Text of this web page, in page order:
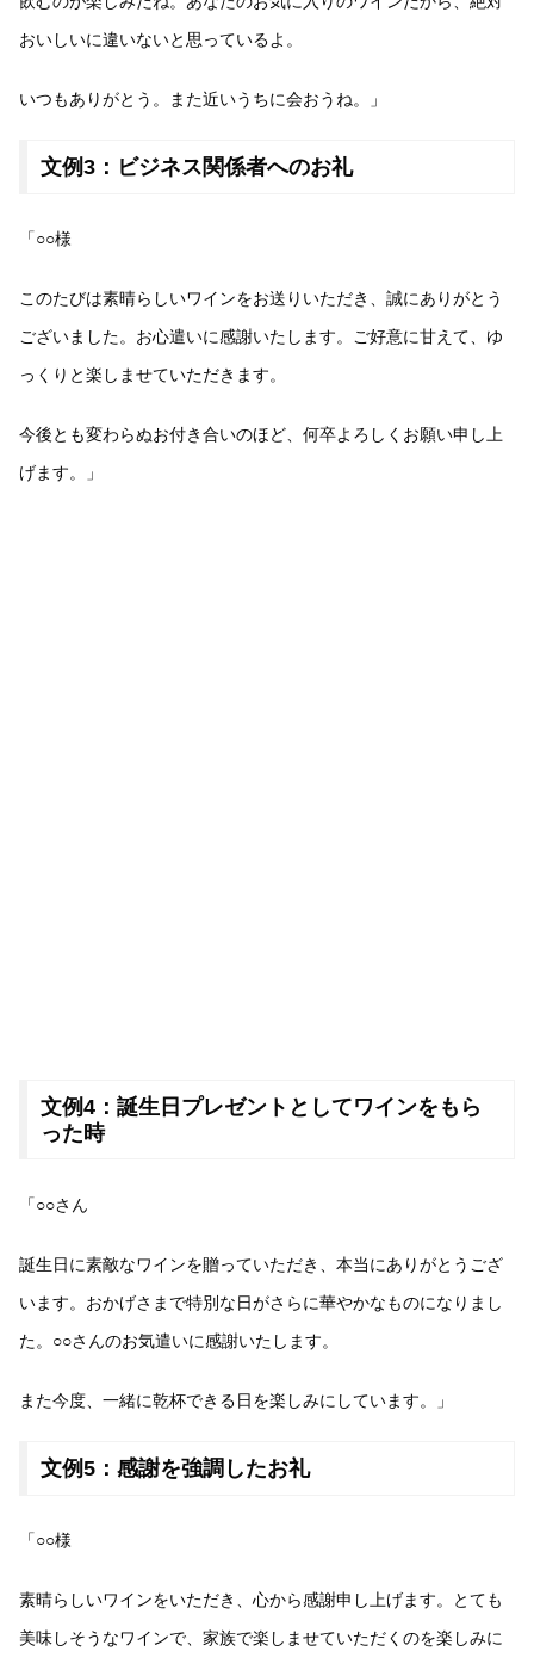
おいしいに違いないと思っているよ。
いつもありがとう。また近いうちに会おうね。」
文例3：ビジネス関係者へのお礼
「○○様
このたびは素晴らしいワインをお送りいただき、誠にありがとう
ございました。お心遣いに感謝いたします。ご好意に甘えて、ゆ
っくりと楽しませていただきます。
今後とも変わらぬお付き合いのほど、何卒よろしくお願い申し上
げます。」
文例4：誕生日プレゼントとしてワインをもら
った時
「○○さん
誕生日に素敵なワインを贈っていただき、本当にありがとうござ
います。おかげさまで特別な日がさらに華やかなものになりまし
た。○○さんのお気遣いに感謝いたします。
また今度、一緒に乾杯できる日を楽しみにしています。」
文例5：感謝を強調したお礼
「○○様
素晴らしいワインをいただき、心から感謝申し上げます。とても
美味しそうなワインで、家族で楽しませていただくのを楽しみに